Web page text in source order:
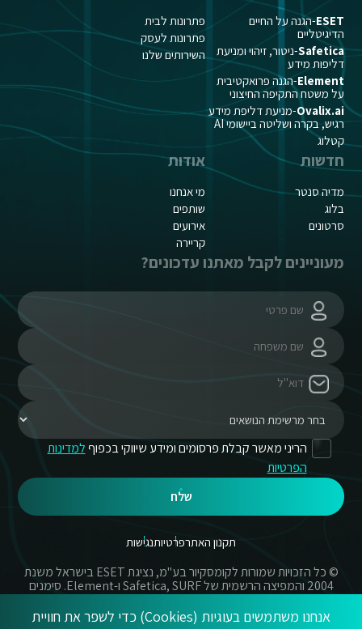
ESET-הגנה על החיים
הדיגיטליים
Safetica-ניטור, זיהוי ומניעת
דליפות מידע
Element-הגנה פרואקטיבית
על משטח התקיפה החיצוני
Ovalix.ai-מניעת דליפת מידע
רגיש, בקרה ושליטה ביישומי AI
קטלוג
פתרונות לבית
פתרונות לעסק
השירותים שלנו
חדשות
מדיה סנטר
בלוג
סרטונים
אודות
מי אנחנו
שותפים
אירועים
קריירה
מעוניינים לקבל מאתנו עדכונים?
הריני מאשר קבלת פרסומים ומידע שיווקי בכפוףלמדינות
הפרטיות
שלח
תקנון האתרפרטיותנגישות
© כל הזכויות שמורות לקומסקיור בע"מ, נציגת ESET בישראל משנת
2004 והמפיצה הרשמית של Safetica, SURF ו-Element. סימנים
מסחריים אשר בשימוש באתר זה הינם סימנים מסחריים או מותגים
רשומים של החברות הרשומות.